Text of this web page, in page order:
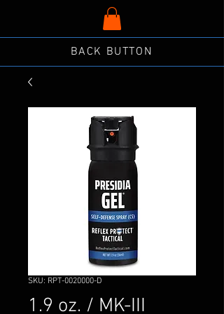
BACK BUTTON
SKU: RPT-0020000-D
1.9 oz. / MK-III